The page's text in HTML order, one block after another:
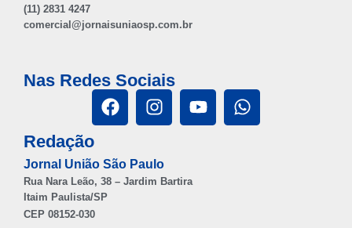
(11) 2831 4247
comercial@jornaisuniaosp.com.br
Nas Redes Sociais
Redação
Jornal União São Paulo
Rua Nara Leão, 38 – Jardim Bartira
Itaim Paulista/SP
CEP 08152-030